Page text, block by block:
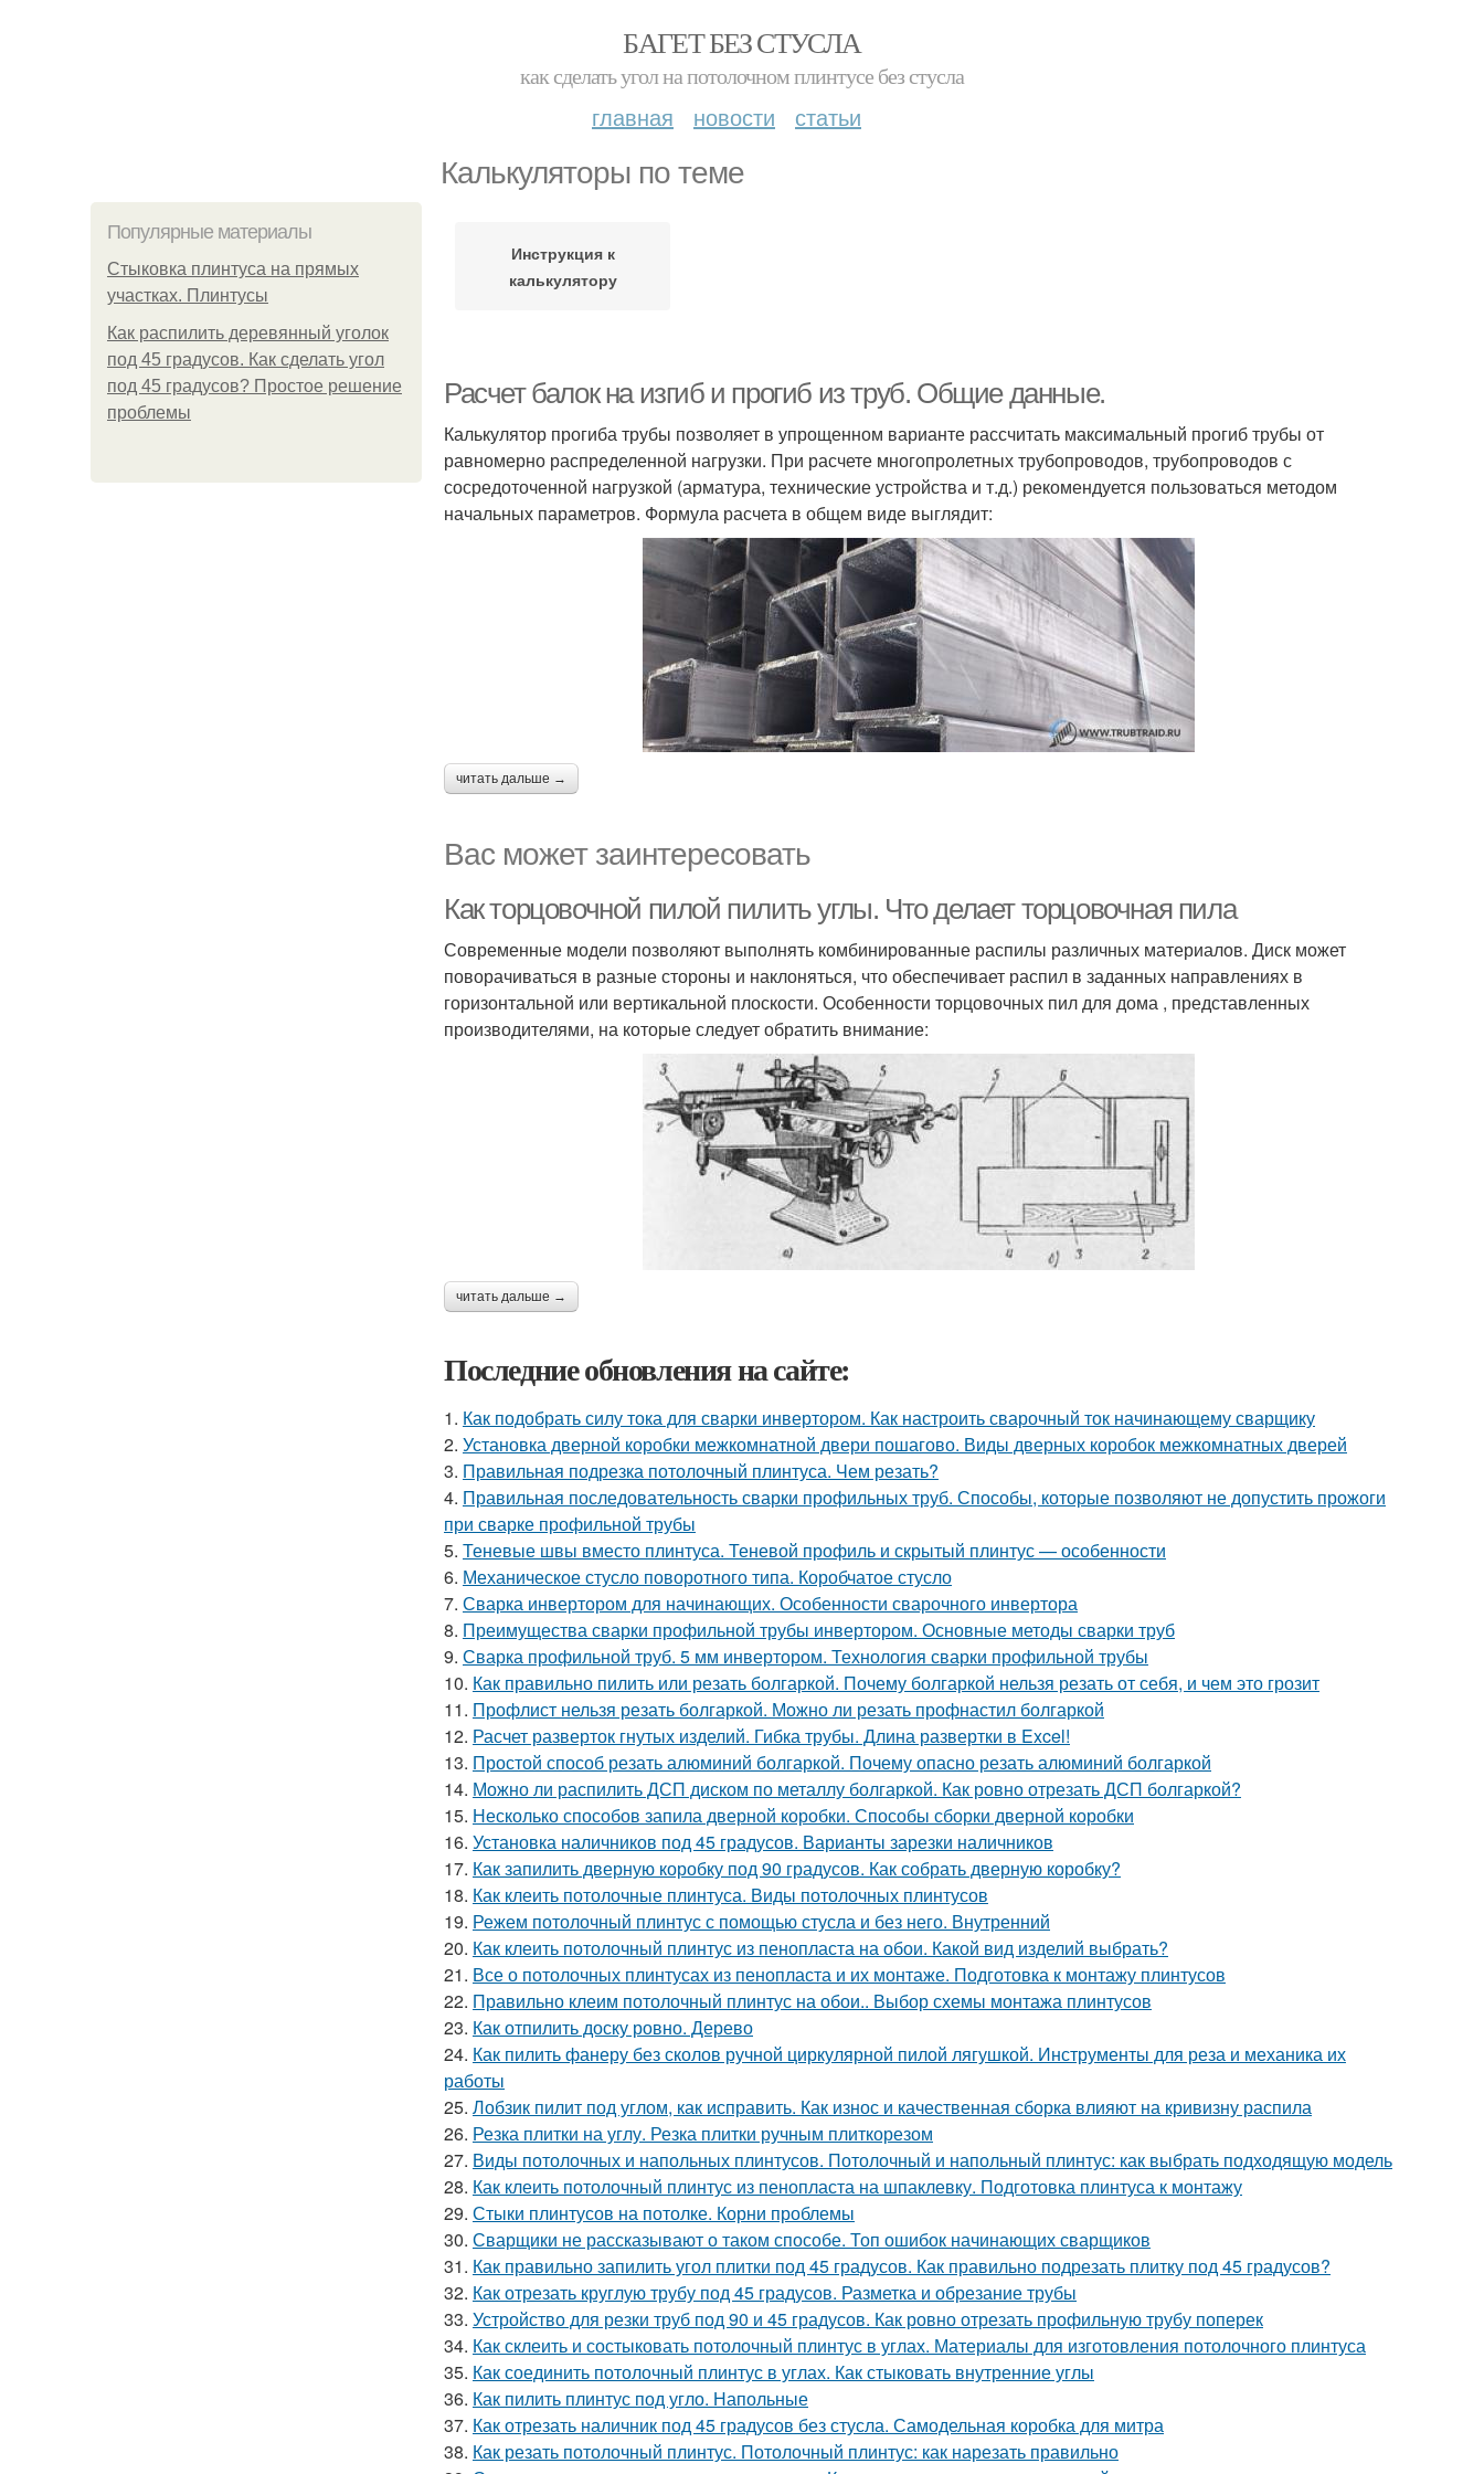
БАГЕТ БЕЗ СТУСЛА
как сделать угол на потолочном плинтусе без стусла
главная новости статьи
Калькуляторы по теме
Популярные материалы
Стыковка плинтуса на прямых
участках. Плинтусы
Как распилить деревянный уголок
под 45 градусов. Как сделать угол
под 45 градусов? Простое решение
проблемы
Инструкция к
калькулятору
Расчет балок на изгиб и прогиб из труб. Общие данные.
Калькулятор прогиба трубы позволяет в упрощенном варианте рассчитать максимальный прогиб трубы от
равномерно распределенной нагрузки. При расчете многопролетных трубопроводов, трубопроводов с
сосредоточенной нагрузкой (арматура, технические устройства и т.д.) рекомендуется пользоваться методом
начальных параметров. Формула расчета в общем виде выглядит:
читать дальше →
Вас может заинтересовать
Как торцовочной пилой пилить углы. Что делает торцовочная пила
Современные модели позволяют выполнять комбинированные распилы различных материалов. Диск может
поворачиваться в разные стороны и наклоняться, что обеспечивает распил в заданных направлениях в
горизонтальной или вертикальной плоскости. Особенности торцовочных пил для дома , представленных
производителями, на которые следует обратить внимание:
читать дальше →
Последние обновления на сайте:
1. Как подобрать силу тока для сварки инвертором. Как настроить сварочный ток начинающему сварщику
2. Установка дверной коробки межкомнатной двери пошагово. Виды дверных коробок межкомнатных дверей
3. Правильная подрезка потолочный плинтуса. Чем резать?
4. Правильная последовательность сварки профильных труб. Способы, которые позволяют не допустить прожоги
при сварке профильной трубы
5. Теневые швы вместо плинтуса. Теневой профиль и скрытый плинтус — особенности
6. Механическое стусло поворотного типа. Коробчатое стусло
7. Сварка инвертором для начинающих. Особенности сварочного инвертора
8. Преимущества сварки профильной трубы инвертором. Основные методы сварки труб
9. Сварка профильной труб. 5 мм инвертором. Технология сварки профильной трубы
10. Как правильно пилить или резать болгаркой. Почему болгаркой нельзя резать от себя, и чем это грозит
11. Профлист нельзя резать болгаркой. Можно ли резать профнастил болгаркой
12. Расчет разверток гнутых изделий. Гибка трубы. Длина развертки в Excel!
13. Простой способ резать алюминий болгаркой. Почему опасно резать алюминий болгаркой
14. Можно ли распилить ДСП диском по металлу болгаркой. Как ровно отрезать ДСП болгаркой?
15. Несколько способов запила дверной коробки. Способы сборки дверной коробки
16. Установка наличников под 45 градусов. Варианты зарезки наличников
17. Как запилить дверную коробку под 90 градусов. Как собрать дверную коробку?
18. Как клеить потолочные плинтуса. Виды потолочных плинтусов
19. Режем потолочный плинтус с помощью стусла и без него. Внутренний
20. Как клеить потолочный плинтус из пенопласта на обои. Какой вид изделий выбрать?
21. Все о потолочных плинтусах из пенопласта и их монтаже. Подготовка к монтажу плинтусов
22. Правильно клеим потолочный плинтус на обои.. Выбор схемы монтажа плинтусов
23. Как отпилить доску ровно. Дерево
24. Как пилить фанеру без сколов ручной циркулярной пилой лягушкой. Инструменты для реза и механика их
работы
25. Лобзик пилит под углом, как исправить. Как износ и качественная сборка влияют на кривизну распила
26. Резка плитки на углу. Резка плитки ручным плиткорезом
27. Виды потолочных и напольных плинтусов. Потолочный и напольный плинтус: как выбрать подходящую модель
28. Как клеить потолочный плинтус из пенопласта на шпаклевку. Подготовка плинтуса к монтажу
29. Стыки плинтусов на потолке. Корни проблемы
30. Сварщики не рассказывают о таком способе. Топ ошибок начинающих сварщиков
31. Как правильно запилить угол плитки под 45 градусов. Как правильно подрезать плитку под 45 градусов?
32. Как отрезать круглую трубу под 45 градусов. Разметка и обрезание трубы
33. Устройство для резки труб под 90 и 45 градусов. Как ровно отрезать профильную трубу поперек
34. Как склеить и состыковать потолочный плинтус в углах. Материалы для изготовления потолочного плинтуса
35. Как соединить потолочный плинтус в углах. Как стыковать внутренние углы
36. Как пилить плинтус под угло. Напольные
37. Как отрезать наличник под 45 градусов без стусла. Самодельная коробка для митра
38. Как резать потолочный плинтус. Потолочный плинтус: как нарезать правильно